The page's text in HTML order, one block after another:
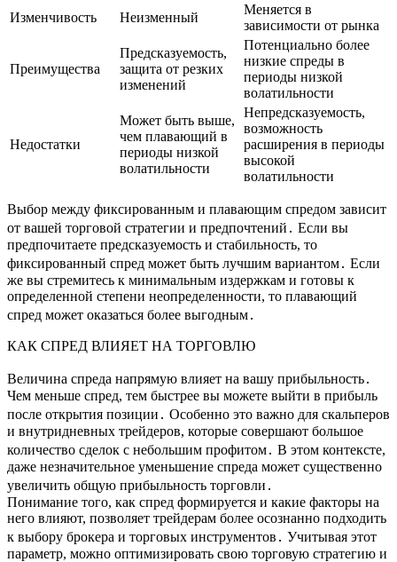
Изменчивость Неизменный
Меняется в
зависимости от рынка
Преимущества
Предсказуемость,
защита от резких
изменений
Потенциально более
низкие спреды в
периоды низкой
волатильности
Недостатки
Может быть выше,
чем плавающий в
периоды низкой
волатильности
Непредсказуемость,
возможность
расширения в периоды
высокой
волатильности
Выбор между фиксированным и плавающим спредом зависит
от вашей торговой стратегии и предпочтений․ Если вы
предпочитаете предсказуемость и стабильность, то
фиксированный спред может быть лучшим вариантом․ Если
же вы стремитесь к минимальным издержкам и готовы к
определенной степени неопределенности, то плавающий
спред может оказаться более выгодным․
КАК СПРЕД ВЛИЯЕТ НА ТОРГОВЛЮ
Величина спреда напрямую влияет на вашу прибыльность․
Чем меньше спред, тем быстрее вы можете выйти в прибыль
после открытия позиции․ Особенно это важно для скальперов
и внутридневных трейдеров, которые совершают большое
количество сделок с небольшим профитом․ В этом контексте,
даже незначительное уменьшение спреда может существенно
увеличить общую прибыльность торговли․
Понимание того, как спред формируется и какие факторы на
него влияют, позволяет трейдерам более осознанно подходить
к выбору брокера и торговых инструментов․ Учитывая этот
параметр, можно оптимизировать свою торговую стратегию и